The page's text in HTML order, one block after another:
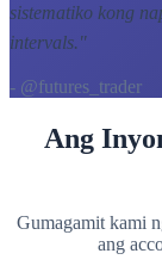
sistematiko kong
intervals."
- @futures_trader
Ang
Gumagamit kami
ang